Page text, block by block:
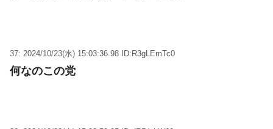
37: 2024/10/23(水) 15:03:36.98 ID:R3gLEmTc0
何なのこの党